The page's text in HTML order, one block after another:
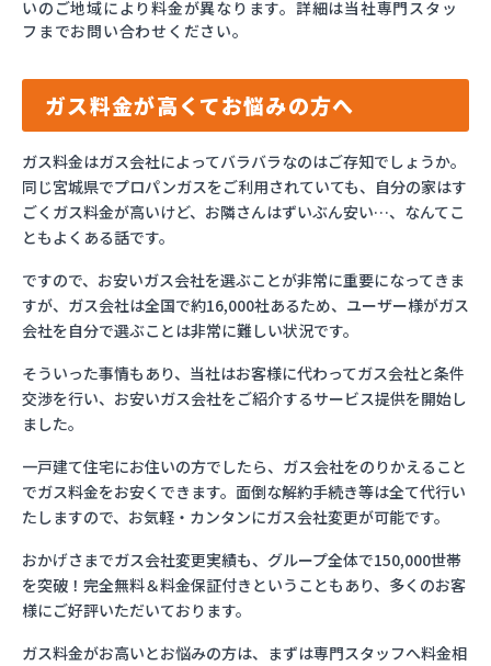
いのご地域により料金が異なります。詳細は当社専門スタッ
フまでお問い合わせください。
ガス料金が高くてお悩みの方へ
ガス料金はガス会社によってバラバラなのはご存知でしょうか。
同じ宮城県でプロパンガスをご利用されていても、自分の家はす
ごくガス料金が高いけど、お隣さんはずいぶん安い…、なんてこ
ともよくある話です。
ですので、お安いガス会社を選ぶことが非常に重要になってきま
すが、ガス会社は全国で約16,000社あるため、ユーザー様がガス
会社を自分で選ぶことは非常に難しい状況です。
そういった事情もあり、当社はお客様に代わってガス会社と条件
交渉を行い、お安いガス会社をご紹介するサービス提供を開始し
ました。
一戸建て住宅にお住いの方でしたら、ガス会社をのりかえること
でガス料金をお安くできます。面倒な解約手続き等は全て代行い
たしますので、お気軽・カンタンにガス会社変更が可能です。
おかげさまでガス会社変更実績も、グループ全体で150,000世帯
を突破！完全無料＆料金保証付きということもあり、多くのお客
様にご好評いただいております。
ガス料金がお高いとお悩みの方は、まずは専門スタッフへ料金相